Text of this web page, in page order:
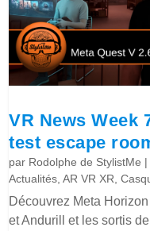
VR News Week
test escape
par Rodolphe de StylistMe
Actualités ,AR VR XR ,
Découvrez Meta
et Andurill et les sortis